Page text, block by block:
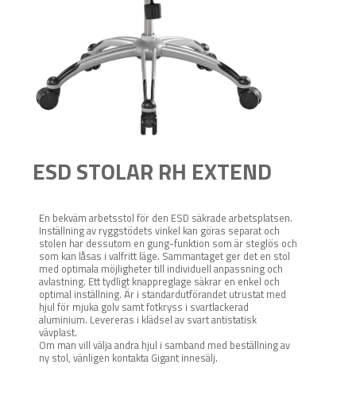
ESD STOLAR RH EXTEND
En bekväm arbetsstol för den ESD säkrade arbetsplatsen.
Inställning av ryggstödets vinkel kan göras separat och
stolen har dessutom en gung-funktion som är steglös och
som kan låsas i valfritt läge. Sammantaget ger det en stol
med optimala möjligheter till individuell anpassning och
avlastning. Ett tydligt knappreglage säkrar en enkel och
optimal inställning. Är i standardutförandet utrustat med
hjul för mjuka golv samt fotkryss i svartlackerad
aluminium. Levereras i klädsel av svart antistatisk
vävplast.
Om man vill välja andra hjul i samband med beställning av
ny stol, vänligen kontakta Gigant innesälj.